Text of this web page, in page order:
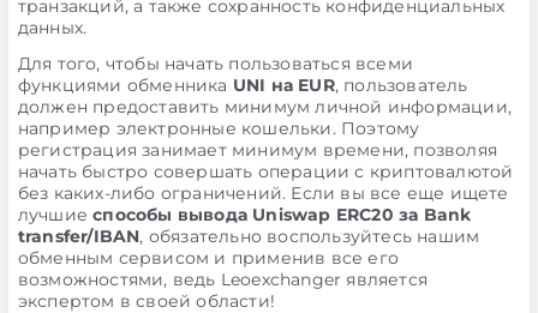
транзакций, а также сохранность конфиденциальных
данных.
Для того, чтобы начать пользоваться всеми
функциями обменника UNI на EUR, пользователь
должен предоставить минимум личной информации,
например электронные кошельки. Поэтому
регистрация занимает минимум времени, позволяя
начать быстро совершать операции с криптовалютой
без каких-либо ограничений. Если вы все еще ищете
лучшиеспособы вывода Uniswap ERC20 за Bank
transfer/IBAN, обязательно воспользуйтесь нашим
обменным сервисом и применив все его
возможностями, ведь Leoexchanger является
экспертом в своей области!